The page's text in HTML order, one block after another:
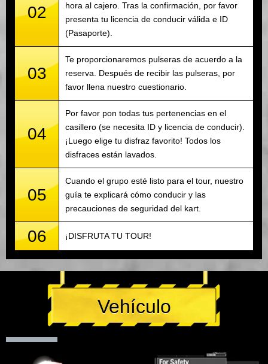
02
hora al cajero. Tras la confirmación, por favor
presenta tu licencia de conducir válida e ID
(Pasaporte).
03
Te proporcionaremos pulseras de acuerdo a la
reserva. Después de recibir las pulseras, por
favor llena nuestro cuestionario.
04
Por favor pon todas tus pertenencias en el
casillero (se necesita ID y licencia de conducir).
¡Luego elige tu disfraz favorito! Todos los
disfraces están lavados.
05
Cuando el grupo esté listo para el tour, nuestro
guía te explicará cómo conducir y las
precauciones de seguridad del kart.
06 ¡DISFRUTA TU TOUR!
Vehículo